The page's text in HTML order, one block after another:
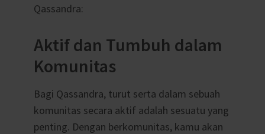
Qassandra:
Aktif dan Tumbuh dalam
Komunitas
Bagi Qassandra, turut serta dalam sebuah
komunitas secara aktif adalah sesuatu yang
penting. Dengan berkomunitas, kamu akan